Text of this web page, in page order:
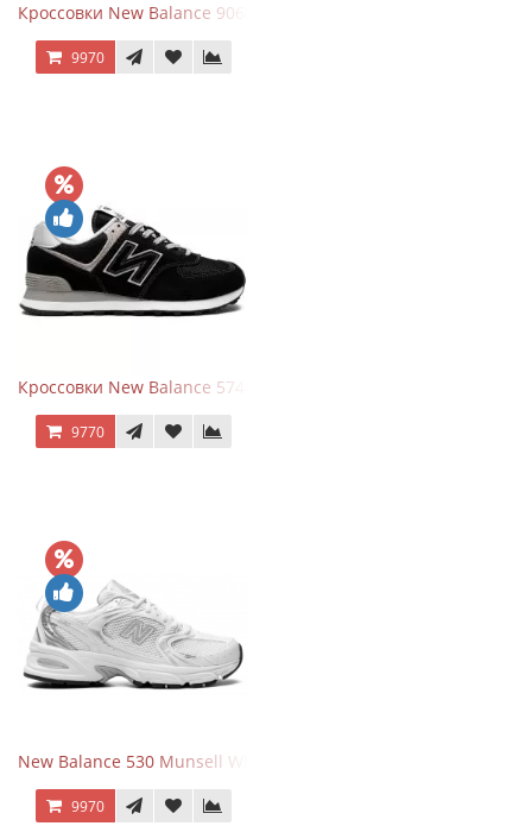
Кроссовки New Balance 9060 Rain Cloud Grey
9970
Кроссовки New Balance 574 Evergreen Black
9770
New Balance 530 Munsell White Silver
9970